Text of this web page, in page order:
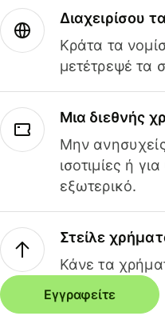
Διαχειρίσου
Κράτα τα
μετέτρεψέ τα
Μια διεθνής
Μην
ισοτιμίες ή
εξωτερικό.
Στείλε
Κάνε τα
Εγγραφείτε